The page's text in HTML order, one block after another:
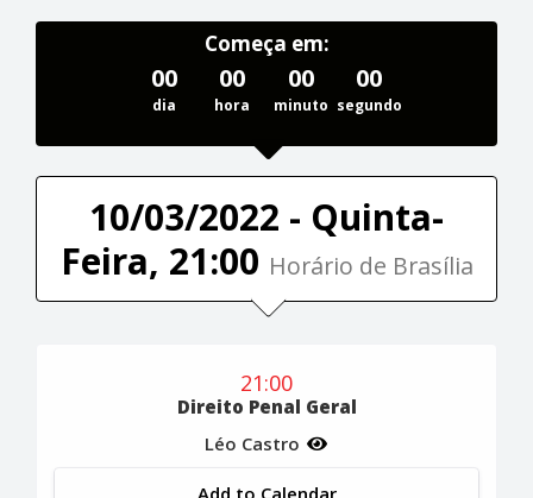
Começa em:
00
dia
00
hora
00
minuto
00
segundo
10/03/2022 - Quinta-
Feira, 21:00 Horário de Brasília
21:00
Direito Penal Geral
Léo Castro
Add to Calendar